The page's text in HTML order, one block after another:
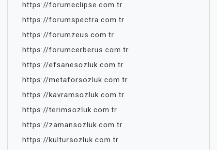
https://forumeclipse.com.tr
https://forumspectra.com.tr
https://forumzeus.com.tr
https://forumcerberus.com.tr
https://efsanesozluk.com.tr
https://metaforsozluk.com.tr
https://kavramsozluk.com.tr
https://terimsozluk.com.tr
https://zamansozluk.com.tr
https://kultursozluk.com.tr